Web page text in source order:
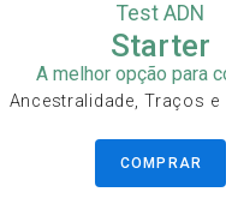
Test ADN
Starter
A melhor opção para
Ancestralidade, Traços e
COMPRAR